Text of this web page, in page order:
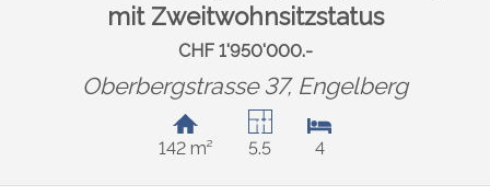
mit Zweitwohnsitzstatus
CHF 1'950'000.-
Oberbergstrasse 37, Engelberg
142 m² 5.5 4